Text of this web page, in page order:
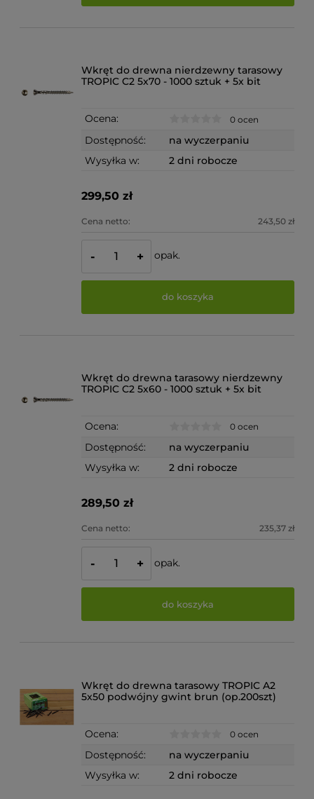
Wkręt do drewna nierdzewny tarasowy
TROPIC C2 5x70 - 1000 sztuk + 5x bit
Ocena: 0 ocen
Dostępność:
na wyczerpaniu
Wysyłka w:
2 dni robocze
299,50 zł
Cena netto: 243,50 zł
- + opak.
do koszyka
Wkręt do drewna tarasowy nierdzewny
TROPIC C2 5x60 - 1000 sztuk + 5x bit
Ocena: 0 ocen
Dostępność:
na wyczerpaniu
Wysyłka w:
2 dni robocze
289,50 zł
Cena netto: 235,37 zł
- + opak.
do koszyka
Wkręt do drewna tarasowy TROPIC A2
5x50 podwójny gwint brun (op.200szt)
Ocena: 0 ocen
Dostępność:
na wyczerpaniu
Wysyłka w:
2 dni robocze